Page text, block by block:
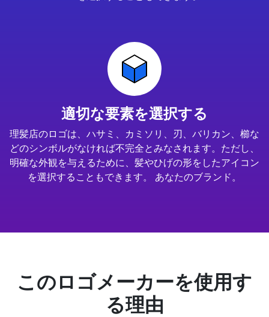
適切な要素を選択する
理髪店のロゴは、ハサミ、カミソリ、刃、バリカン、櫛な
どのシンボルがなければ不完全とみなされます。ただし、
明確な外観を与えるために、髪やひげの形をしたアイコン
を選択することもできます。 あなたのブランド。
このロゴメーカーを使用す
る理由